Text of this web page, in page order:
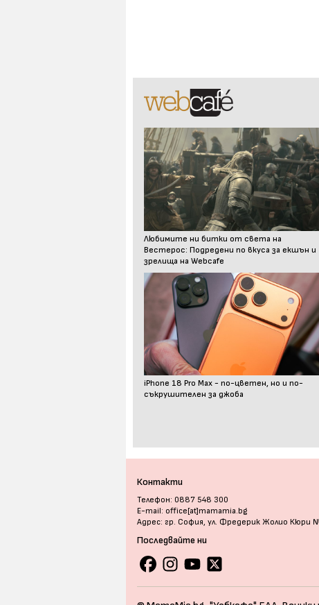
Любимите ни битки от света на
Вестерос: Подредени по вкуса за екшън и
зрелища на Webcafe
iPhone 18 Pro Max - по-цветен, но и по-
съкрушителен за джоба
Контакти
Телефон: 0887 548 300
E-mail: office[at]mamamia.bg
Адрес: гр. София, ул. Фредерик Жолио Кюри
Последвайте ни